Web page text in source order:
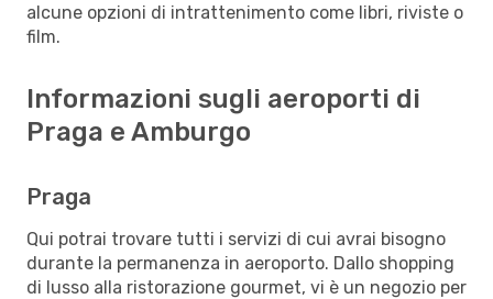
alcune opzioni di intrattenimento come libri, riviste o
film.
Informazioni sugli aeroporti di
Praga e Amburgo
Praga
Qui potrai trovare tutti i servizi di cui avrai bisogno
durante la permanenza in aeroporto. Dallo shopping
di lusso alla ristorazione gourmet, vi è un negozio per